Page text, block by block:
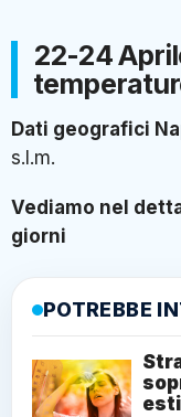
22-24
Dati geografici
s.l.m.
Vediamo nel
giorni
POTREBBE